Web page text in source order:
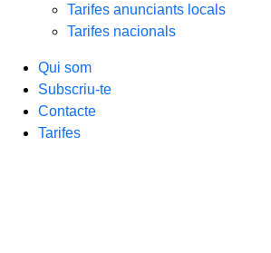
Tarifes anunciants locals
Tarifes nacionals
Qui som
Subscriu-te
Contacte
Tarifes